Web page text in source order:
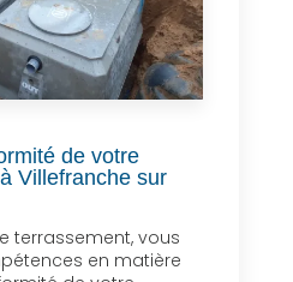
de votre
Villefranche sur
terrassement, vous
en matière